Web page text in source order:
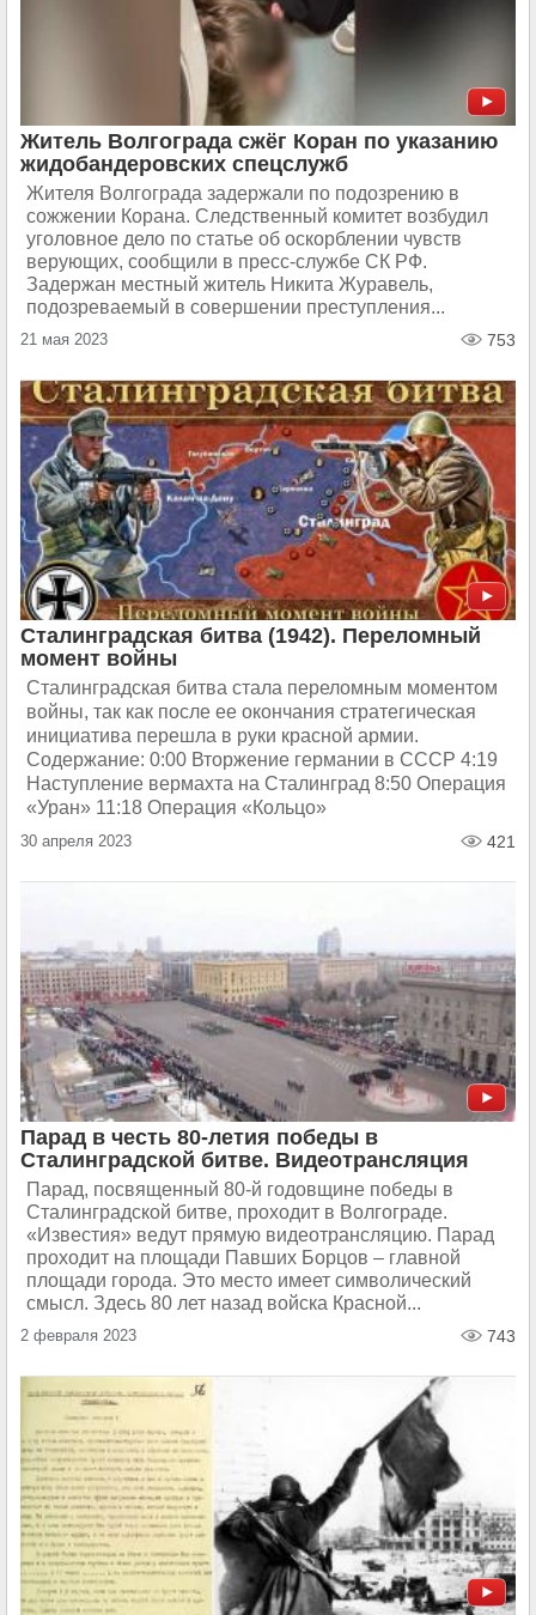
Житель Волгограда сжёг Коран по указанию
жидобандеровских спецслужб
Жителя Волгограда задержали по подозрению в
сожжении Корана. Следственный комитет возбудил
уголовное дело по статье об оскорблении чувств
верующих, сообщили в пресс-службе СК РФ.
Задержан местный житель Никита Журавель,
подозреваемый в совершении преступления...
21 мая 2023 753
Сталинградская битва (1942). Переломный
момент войны
Сталинградская битва стала переломным моментом
войны, так как после ее окончания стратегическая
инициатива перешла в руки красной армии.
Содержание: 0:00 Вторжение германии в СССР 4:19
Наступление вермахта на Сталинград 8:50 Операция
«Уран» 11:18 Операция «Кольцо»
30 апреля 2023 421
Парад в честь 80-летия победы в
Сталинградской битве. Видеотрансляция
Парад, посвященный 80-й годовщине победы в
Сталинградской битве, проходит в Волгограде.
«Известия» ведут прямую видеотрансляцию. Парад
проходит на площади Павших Борцов – главной
площади города. Это место имеет символический
смысл. Здесь 80 лет назад войска Красной...
2 февраля 2023 743